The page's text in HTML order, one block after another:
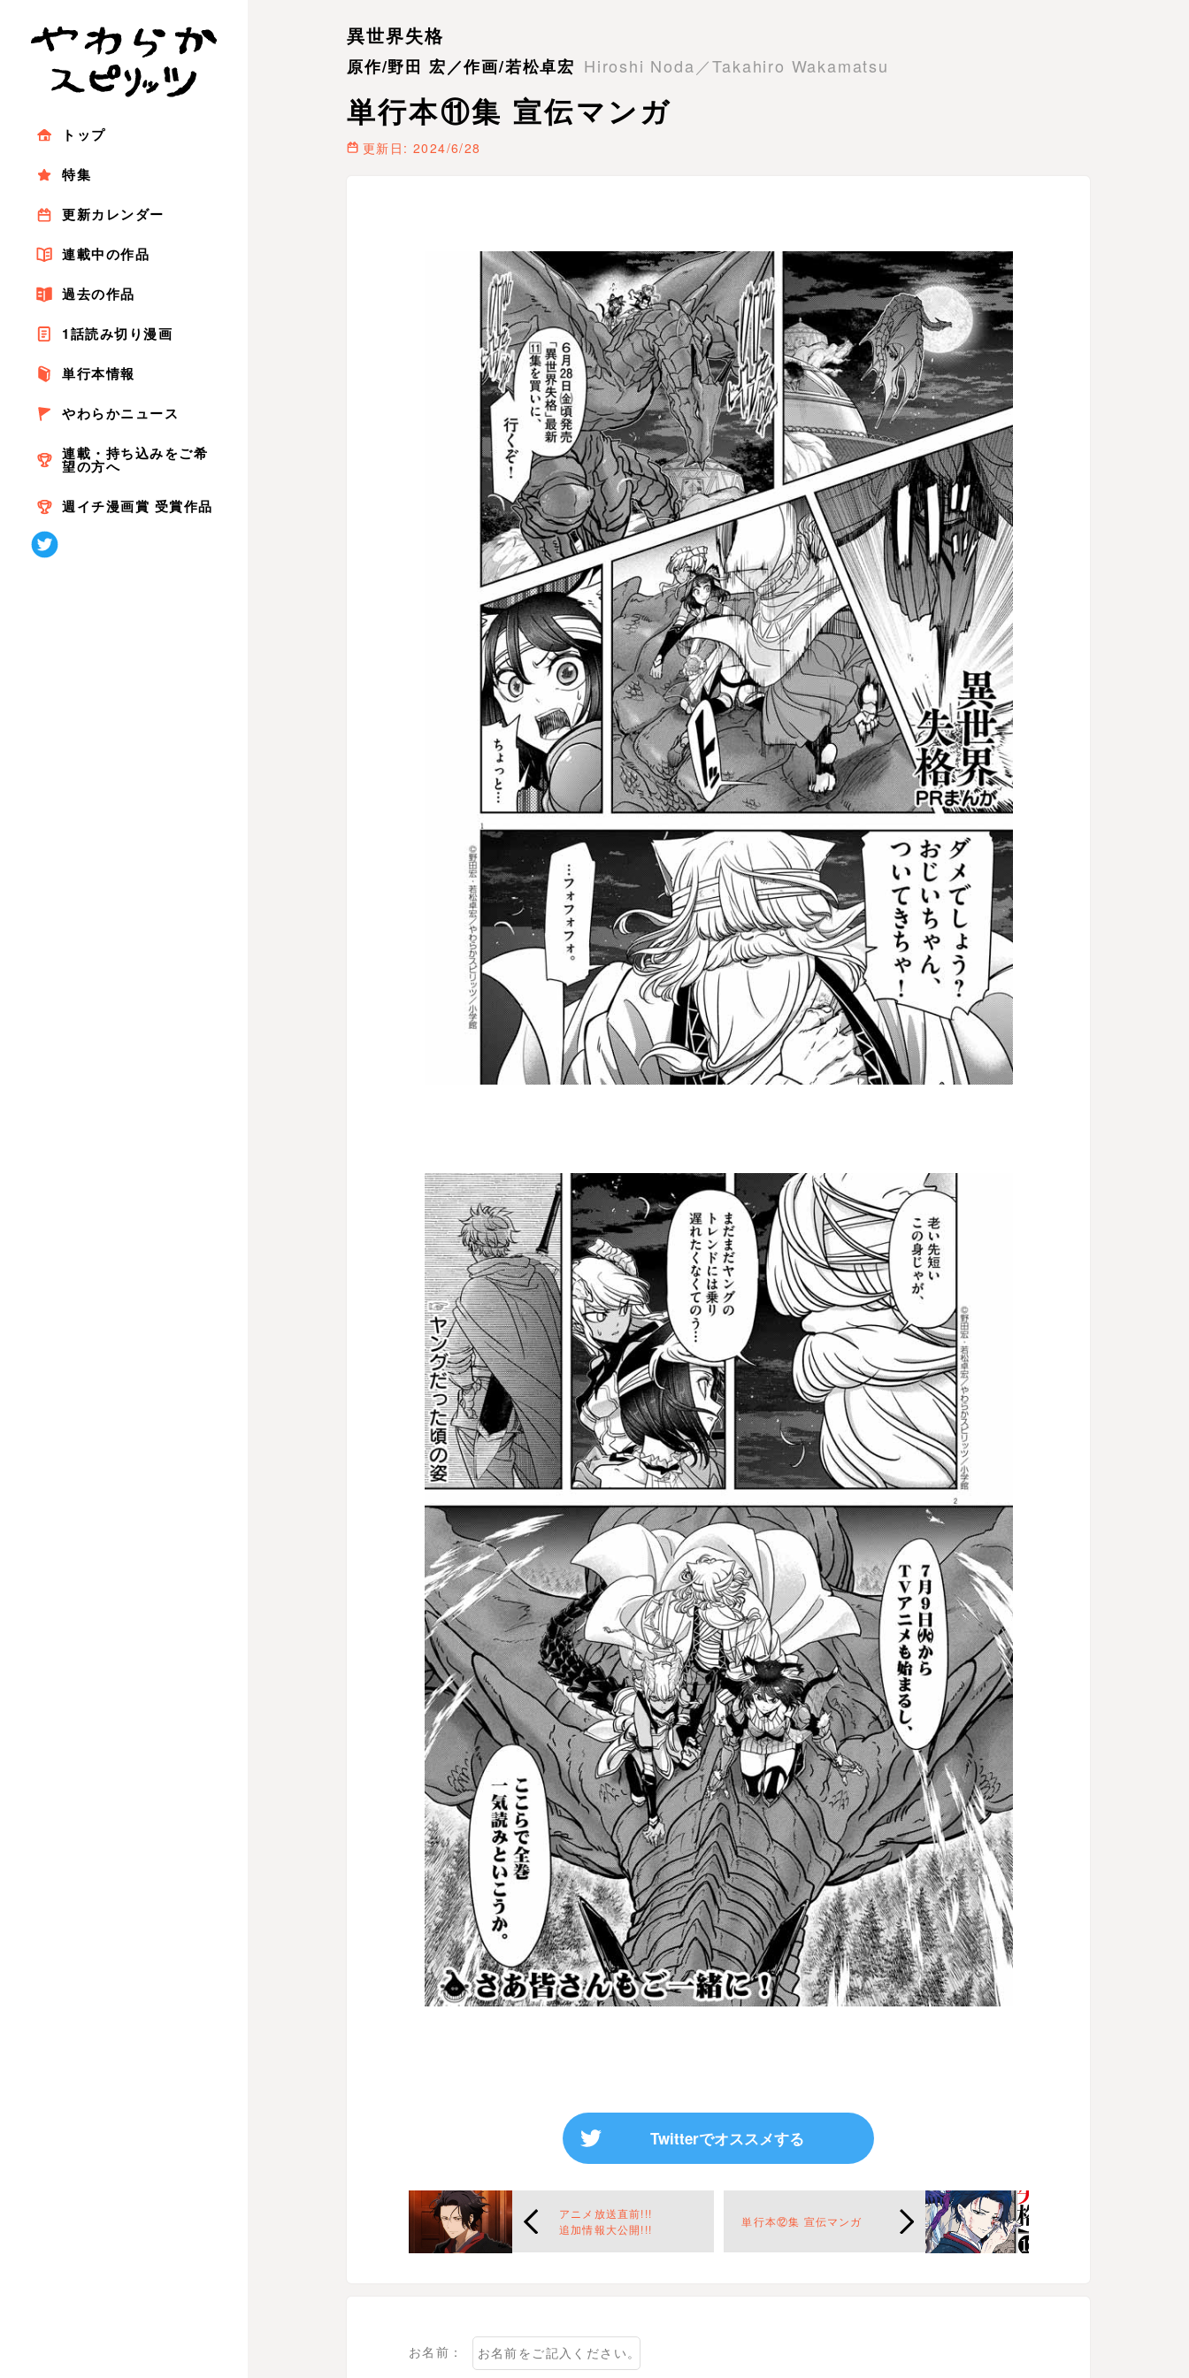
トップ
特集
更新カレンダー
連載中の作品
過去の作品
1話読み切り漫画
単行本情報
やわらかニュース
連載・持ち込みをご希
望の方へ
週イチ漫画賞 受賞作品
異世界失格
原作/野田 宏／作画/若松卓宏 Hiroshi Noda／Takahiro Wakamatsu
単行本⑪集 宣伝マンガ
更新日: 2024/6/28
Twitterでオススメする
アニメ放送直前!!!
追加情報大公開!!!
単行本⑫集 宣伝マンガ
お名前：